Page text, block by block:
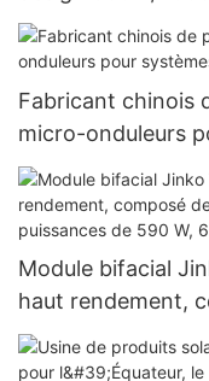
Fabricant chinois
micro-onduleurs
Foxtech
Module bifacial
haut rendement,
BB, pour des
et 650 W.